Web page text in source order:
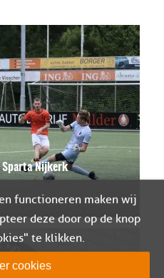
Nijkerk
functioneren maken wij
deze door op de knop
te klikken.
cookies